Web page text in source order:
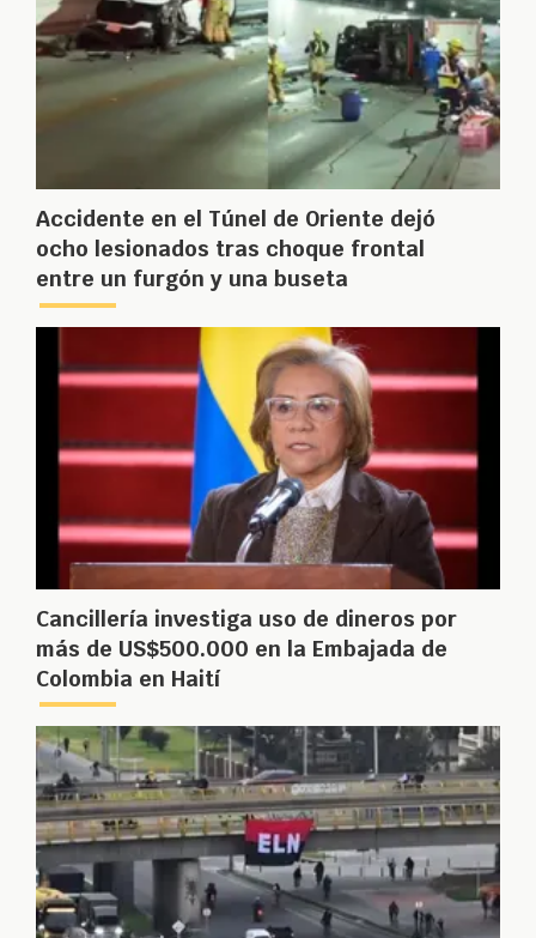
Accidente en el Túnel de Oriente dejó
ocho lesionados tras choque frontal
entre un furgón y una buseta
Cancillería investiga uso de dineros por
más de US$500.000 en la Embajada de
Colombia en Haití